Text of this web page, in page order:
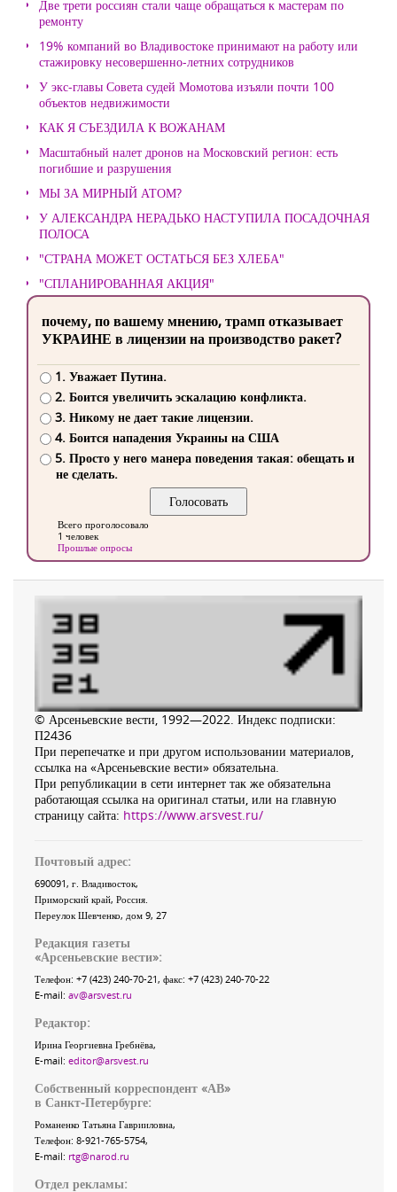
Две трети россиян стали чаще обращаться к мастерам по
ремонту
19% компаний во Владивостоке принимают на работу или
стажировку несовершенно-летних сотрудников
У экс-главы Совета судей Момотова изъяли почти 100
объектов недвижимости
КАК Я СЪЕЗДИЛА К ВОЖАНАМ
Масштабный налет дронов на Московский регион: есть
погибшие и разрушения
МЫ ЗА МИРНЫЙ АТОМ?
У АЛЕКСАНДРА НЕРАДЬКО НАСТУПИЛА ПОСАДОЧНАЯ
ПОЛОСА
"СТРАНА МОЖЕТ ОСТАТЬСЯ БЕЗ ХЛЕБА"
"СПЛАНИРОВАННАЯ АКЦИЯ"
почему, по вашему мнению, трамп отказывает
УКРАИНЕ в лицензии на производство ракет?
1. Уважает Путина.
2. Боится увеличить эскалацию конфликта.
3. Никому не дает такие лицензии.
4. Боится нападения Украины на США
5. Просто у него манера поведения такая: обещать и
не сделать.
Всего проголосовало
1 человек
Прошлые опросы
© Арсеньевские вести, 1992—2022. Индекс подписки:
П2436
При перепечатке и при другом использовании материалов,
ссылка на «Арсеньевские вести» обязательна.
При републикации в сети интернет так же обязательна
работающая ссылка на оригинал статьи, или на главную
страницу сайта: https://www.arsvest.ru/
Почтовый адрес:
690091, г. Владивосток,
Приморский край, Россия
Переулок Шевченко, дом 9, 27
Редакция газеты
«Арсеньевские вести»:
Телефон: +7 (423) 240-70-21, факс: +7 (423) 240-70-22
E-mail: av@arsvest.ru
Редактор:
Ирина Георгиевна Гребнёва,
E-mail: editor@arsvest.ru
Собственный корреспондент «АВ»
в Санкт-Петербурге:
Романенко Татьяна Гаврииловна,
Телефон: 8-921-765-5754,
E-mail: rtg@narod.ru
Отдел рекламы: